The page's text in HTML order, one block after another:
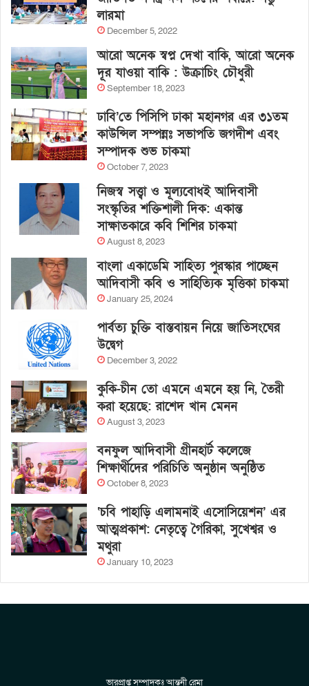
লারমা
December 5, 2022
আরো অনেক স্বপ্ন দেখা বাকি, আরো অনেক
দূর যাওয়া বাকি : উক্রাচিং চৌধুরী
September 18, 2023
ঢাবি’তে পিসিপি ঢাকা মহানগর এর ৩১তম
কাউন্সিল সম্পন্নঃ সভাপতি জগদীশ এবং
সম্পাদক শুভ চাকমা
October 7, 2023
নিজস্ব সত্ত্বা ও মূল্যবোধই আদিবাসী
সংস্কৃতির শক্তিশালী দিক: একান্ত
সাক্ষাতকারে কবি শিশির চাকমা
August 8, 2023
বাংলা একাডেমি সাহিত্য পুরস্কার পাচ্ছেন
আদিবাসী কবি ও সাহিত্যিক মৃত্তিকা চাকমা
January 25, 2024
পার্বত্য চুক্তি বাস্তবায়ন নিয়ে জাতিসংঘের
উদ্বেগ
December 3, 2022
কুকি-চীন তো এমনে এমনে হয় নি, তৈরী
করা হয়েছে: রাশেদ খান মেনন
August 3, 2023
বনফুল আদিবাসী গ্রীনহার্ট কলেজে
শিক্ষার্থীদের পরিচিতি অনুষ্ঠান অনুষ্ঠিত
October 8, 2023
‘চবি পাহাড়ি এলামনাই এসোসিয়েশন’ এর
আত্মপ্রকাশ: নেতৃত্বে গৈরিকা, সুখেশ্বর ও
মথুরা
January 10, 2023
ভারপ্রাপ্ত সম্পাদকঃ আন্তনী রেমা